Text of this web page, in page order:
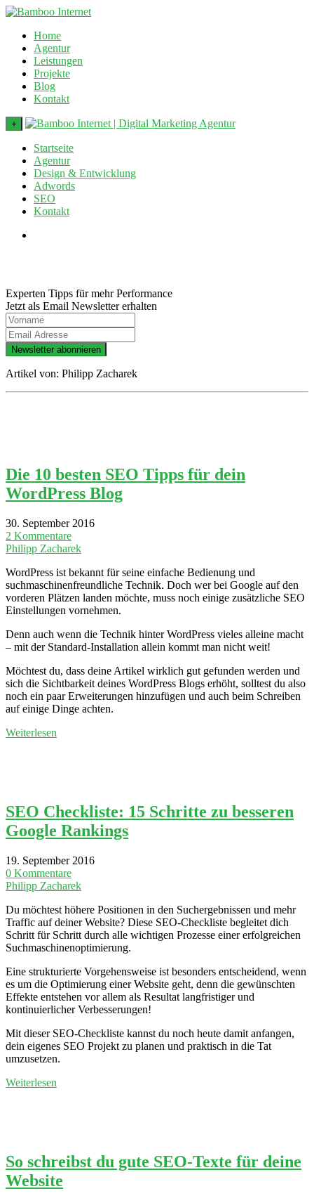
Home
Agentur
Leistungen
Projekte
Blog
Kontakt
+
Startseite
Agentur
Design & Entwicklung
Adwords
SEO
Kontakt
Experten Tipps für mehr Performance
Jetzt als Email Newsletter erhalten
Artikel von: Philipp Zacharek
Die 10 besten SEO Tipps für dein
WordPress Blog
30. September 2016
2 Kommentare
Philipp Zacharek
WordPress ist bekannt für seine einfache Bedienung und
suchmaschinenfreundliche Technik. Doch wer bei Google auf den
vorderen Plätzen landen möchte, muss noch einige zusätzliche SEO
Einstellungen vornehmen.
Denn auch wenn die Technik hinter WordPress vieles alleine macht
– mit der Standard-Installation allein kommt man nicht weit!
Möchtest du, dass deine Artikel wirklich gut gefunden werden und
sich die Sichtbarkeit deines WordPress Blogs erhöht, solltest du also
noch ein paar Erweiterungen hinzufügen und auch beim Schreiben
auf einige Dinge achten.
Weiterlesen
SEO Checkliste: 15 Schritte zu besseren
Google Rankings
19. September 2016
0 Kommentare
Philipp Zacharek
Du möchtest höhere Positionen in den Suchergebnissen und mehr
Traffic auf deiner Website? Diese SEO-Checkliste begleitet dich
Schritt für Schritt durch alle wichtigen Prozesse einer erfolgreichen
Suchmaschinenoptimierung.
Eine strukturierte Vorgehensweise ist besonders entscheidend, wenn
es um die Optimierung einer Website geht, denn die gewünschten
Effekte entstehen vor allem als Resultat langfristiger und
kontinuierlicher Verbesserungen!
Mit dieser SEO-Checkliste kannst du noch heute damit anfangen,
dein eigenes SEO Projekt zu planen und praktisch in die Tat
umzusetzen.
Weiterlesen
So schreibst du gute SEO-Texte für deine
Website